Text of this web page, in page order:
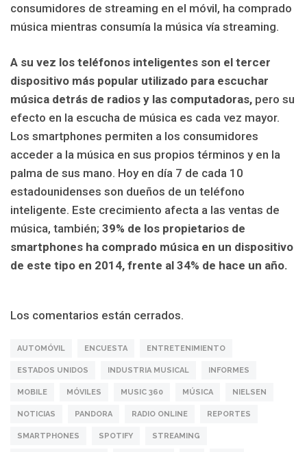
consumidores de streaming en el móvil, ha comprado
música mientras consumía la música vía streaming.
A su vez los teléfonos inteligentes son el tercer
dispositivo más popular utilizado para escuchar
música detrás de radios y las computadoras, pero su
efecto en la escucha de música es cada vez mayor.
Los smartphones permiten a los consumidores
acceder a la música en sus propios términos y en la
palma de sus mano. Hoy en día 7 de cada 10
estadounidenses son dueños de un teléfono
inteligente. Este crecimiento afecta a las ventas de
música, también; 39% de los propietarios de
smartphones ha comprado música en un dispositivo
de este tipo en 2014, frente al 34% de hace un año.
Los comentarios están cerrados.
AUTOMÓVIL ENCUESTA ENTRETENIMIENTO
ESTADOS UNIDOS INDUSTRIA MUSICAL INFORMES
MOBILE MÓVILES MUSIC 360 MÚSICA NIELSEN
NOTICIAS PANDORA RADIO ONLINE REPORTES
SMARTPHONES SPOTIFY STREAMING